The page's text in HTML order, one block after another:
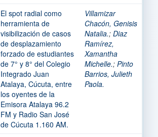
El spot radial como
herramienta de
visibilización de casos
de desplazamiento
forzado de estudiantes
de 7° y 8° del Colegio
Integrado Juan
Atalaya, Cúcuta, entre
los oyentes de la
Emisora Atalaya 96.2
FM y Radio San José
de Cúcuta 1.160 AM.
Villamizar
Chacón, Genisis
Natalia.; Diaz
Ramírez,
Xamantha
Michelle.; Pinto
Barrios, Julieth
Paola.